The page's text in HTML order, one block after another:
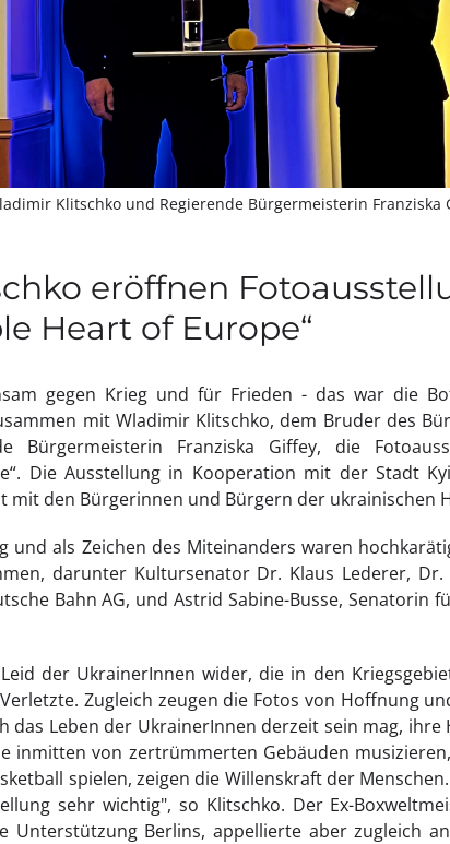
Klitschko und Regierende Bürgermeisterin Franziska
eröffnen
Heart of Europe“
gegen Krieg und für Frieden - das war die
mit Wladimir Klitschko, dem Bruder des
Bürgermeisterin Franziska Giffey, die
Die Ausstellung in Kooperation mit der Stadt
mit den Bürgerinnen und Bürgern der ukrainischen
und als Zeichen des Miteinanders waren
darunter Kultursenator Dr. Klaus Lederer, Dr.
Bahn AG, und Astrid Sabine-Busse, Senatorin
der UkrainerInnen wider, die in den
Zugleich zeugen die Fotos von Hoffnung
das Leben der UkrainerInnen derzeit sein mag,
inmitten von zertrümmerten Gebäuden
spielen, zeigen die Willenskraft der
sehr wichtig", so Klitschko. Der Ex-
Unterstützung Berlins, appellierte aber zugleich